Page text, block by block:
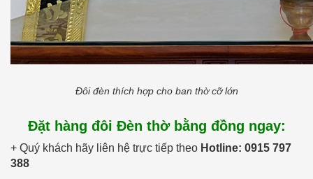
Đôi đèn thích hợp cho ban thờ cỡ lớn
Đặt hàng đôi Đèn thờ bằng đồng ngay:
+ Quý khách hãy liên hệ trực tiếp theo Hotline: 0915 797
388